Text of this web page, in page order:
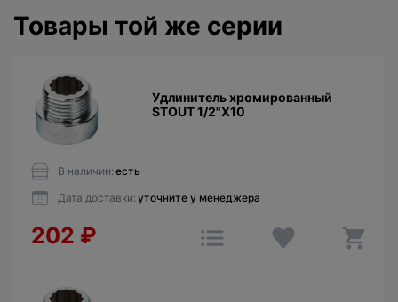
Товары той же серии
Удлинитель хромированный
STOUT 1/2"X10
В наличии: есть
Дата доставки: уточните у менеджера
202 ₽